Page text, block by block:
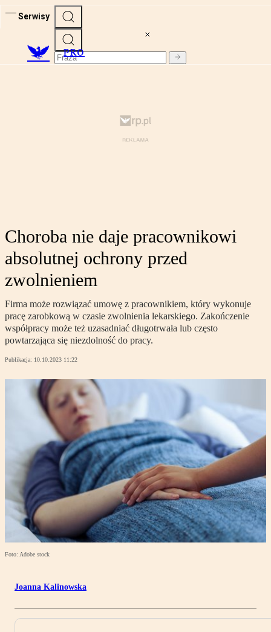
Serwisy
PRO
Choroba nie daje pracownikowi
absolutnej ochrony przed
zwolnieniem
Firma może rozwiązać umowę z pracownikiem, który wykonuje
pracę zarobkową w czasie zwolnienia lekarskiego. Zakończenie
współpracy może też uzasadniać długotrwała lub często
powtarzająca się niezdolność do pracy.
Publikacja: 10.10.2023 11:22
Foto: Adobe stock
Joanna Kalinowska